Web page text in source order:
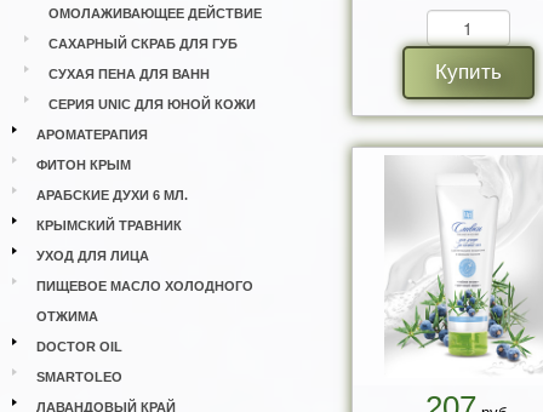
ОМОЛАЖИВАЮЩЕЕ ДЕЙСТВИЕ
САХАРНЫЙ СКРАБ ДЛЯ ГУБ
СУХАЯ ПЕНА ДЛЯ ВАНН
СЕРИЯ UNIC ДЛЯ ЮНОЙ КОЖИ
АРОМАТЕРАПИЯ
ФИТОН КРЫМ
АРАБСКИЕ ДУХИ 6 МЛ.
КРЫМСКИЙ ТРАВНИК
УХОД ДЛЯ ЛИЦА
ПИЩЕВОЕ МАСЛО ХОЛОДНОГО
ОТЖИМА
DOCTOR OIL
SMARTOLEO
ЛАВАНДОВЫЙ КРАЙ
Купить